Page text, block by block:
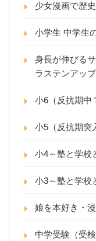
少女漫画で歴
小学生 中学生
身長が伸びる
ラステンアップ
小6（反抗期中
小5（反抗期突
小4～塾と学校
小3～塾と学校
娘を本好き・
中学受験（受